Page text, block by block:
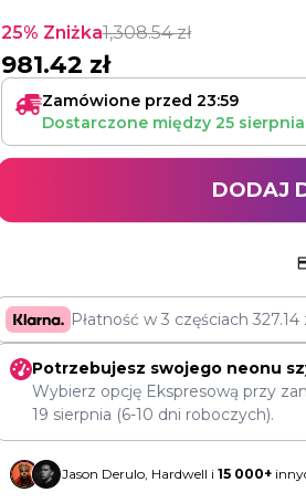
25% Zniżka1,308.54zł
981.42 zł
Zamówione przed 23:59
Dostarczone między 25 sierpnia
DODAJ
Płatność w 3 częściach327.14
Potrzebujesz swojego neonu
Wybierz opcję Ekspresową przy
19 sierpnia (6-10 dni roboczych).
Jason Derulo, Hardwell i 15 000+